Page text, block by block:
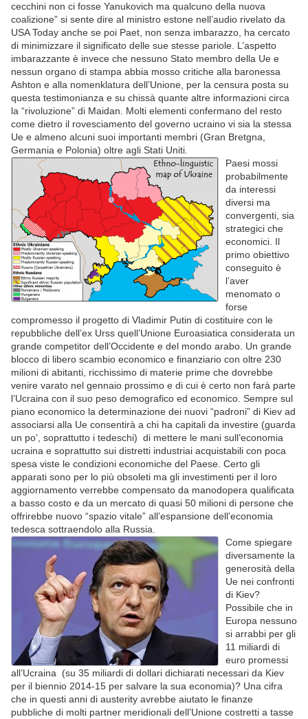
cecchini non ci fosse Yanukovich ma qualcuno della nuova
coalizione” si sente dire al ministro estone nell’audio rivelato da
USA Today anche se poi Paet, non senza imbarazzo, ha cercato
di minimizzare il significato delle sue stesse pariole. L’aspetto
imbarazzante è invece che nessuno Stato membro della Ue e
nessun organo di stampa abbia mosso critiche alla baronessa
Ashton e alla nomenklatura dell’Unione, per la censura posta su
questa testimonianza e su chissà quante altre informazioni circa
la “rivoluzione” di Maidan. Molti elementi confermano del resto
come dietro il rovesciamento del governo ucraino vi sia la stessa
Ue e almeno alcuni suoi importanti membri (Gran Bretgna,
Germania e Polonia) oltre agli Stati Uniti.
Paesi mossi
probabilmente
da interessi
diversi ma
convergenti, sia
strategici che
economici. Il
primo obiettivo
conseguito è
l’aver
menomato o
forse
compromesso il progetto di Vladimir Putin di costituire con le
repubbliche dell’ex Urss quell’Unione Euroasiatica considerata un
grande competitor dell’Occidente e del mondo arabo. Un grande
blocco di libero scambio economico e finanziario con oltre 230
milioni di abitanti, ricchissimo di materie prime che dovrebbe
venire varato nel gennaio prossimo e di cui è certo non farà parte
l’Ucraina con il suo peso demografico ed economico. Sempre sul
piano economico la determinazione dei nuovi “padroni” di Kiev ad
associarsi alla Ue consentirà a chi ha capitali da investire (guarda
un po’, soprattutto i tedeschi) di mettere le mani sull’economia
ucraina e soprattutto sui distretti industriai acquistabili con poca
spesa viste le condizioni economiche del Paese. Certo gli
apparati sono per lo più obsoleti ma gli investimenti per il loro
aggiornamento verrebbe compensato da manodopera qualificata
a basso costo e da un mercato di quasi 50 milioni di persone che
offrirebbe nuovo “spazio vitale” all’espansione dell’economia
tedesca sottraendolo alla Russia.
Come spiegare
diversamente la
generosità della
Ue nei confronti
di Kiev?
Possibile che in
Europa nessuno
si arrabbi per gli
11 miliardi di
euro promessi
all’Ucraina (su 35 miliardi di dollari dichiarati necessari da Kiev
per il biennio 2014-15 per salvare la sua economia)? Una cifra
che in questi anni di austerity avrebbe aiutato le finanze
pubbliche di molti partner meridionali dell’Unione costretti a tasse